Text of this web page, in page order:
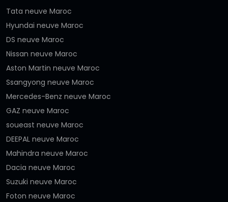
Tata neuve Maroc
Hyundai neuve Maroc
DS neuve Maroc
Nissan neuve Maroc
Aston Martin neuve Maroc
Ssangyong neuve Maroc
Mercedes-Benz neuve Maroc
GAZ neuve Maroc
soueast neuve Maroc
DEEPAL neuve Maroc
Mahindra neuve Maroc
Dacia neuve Maroc
Suzuki neuve Maroc
Foton neuve Maroc